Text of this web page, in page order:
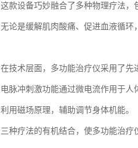
这款设备巧妙融合了多种物理疗法，
无论是缓解肌肉酸痛、促进血液循环
在技术层面，多功能治疗仪采用了先
电脉冲刺激功能通过微电流作用于
利用磁场原理，辅助调节身体机能。
三种疗法的有机结合，使多功能治疗